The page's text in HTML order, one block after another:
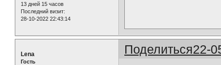
13 дней 15 часов
Последний визит:
28-10-2022 22:43:14
Поделиться22-
Lena
Гость